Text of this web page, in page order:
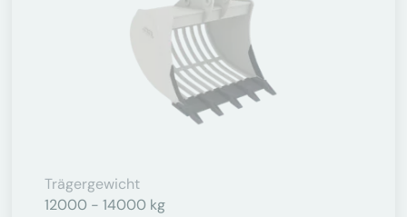
Trägergewicht
12000 - 14000 kg